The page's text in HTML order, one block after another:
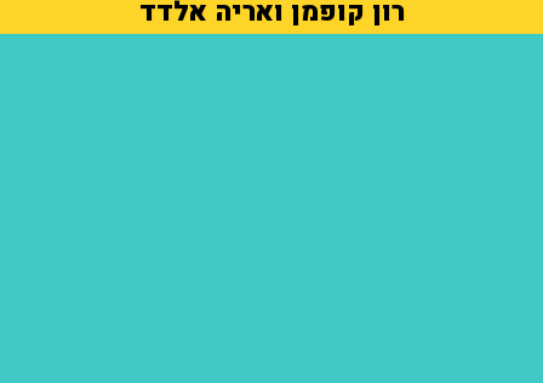
רון קופמן ואריה אלדד